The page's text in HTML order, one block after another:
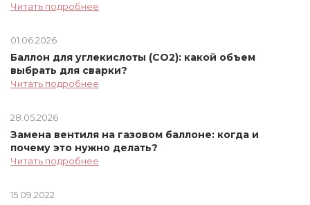
Читать подробнее
01.06.2026
Баллон для углекислоты (СО2): какой объем
выбрать для сварки?
Читать подробнее
28.05.2026
Замена вентиля на газовом баллоне: когда и
почему это нужно делать?
Читать подробнее
15.09.2022